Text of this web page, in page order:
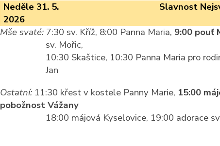
Neděle 31. 5.
2026
Slavnost
Mše svaté:7:30 sv. Kříž, 8:00 Panna Maria, 9:00 pouť
sv. Mořic,
10:30 Skaštice, 10:30 Panna Maria pro
Jan
Ostatní:11:30 křest v kostele Panny Marie, 15:00
pobožnost Vážany
18:00 májová Kyselovice, 19:00 adorace